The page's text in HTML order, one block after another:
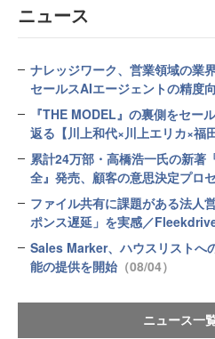
ニュース
ナレッジワーク、営業領域の業
セールスAIエージェントの精度
『THE MODEL』の裏側をセー
返る【川上和代×川上エリカ×福
累計24万部・高橋浩一氏の新著
全』発売、顧客の意思決定プロ
ファイル共有に課題がある法人
ポンス遅延」を実感／
Sales Marker、ハウスリストへ
能の提供を開始 （08/04）
ニュース一